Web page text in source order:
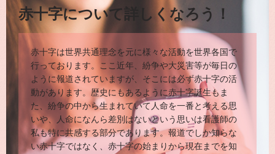
赤十字について詳しくなろう！
赤十字は世界共通理念を元に様々な活動を世界各国で
行っております。ここ近年、紛争や大災害等が毎日の
ように報道されていますが、そこには必ず赤十字の活
動があります。歴史にもあるように赤十字誕生もま
た、紛争の中から生まれていて人命を一番と考える思
いや、人命になんら差別はないという思いは看護師の
私も特に共感する部分であります。報道でしか知らな
い赤十字ではなく、赤十字の始まりから現在までを知